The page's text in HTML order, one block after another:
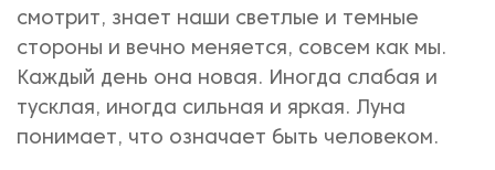
смотрит, знает наши светлые и темные
стороны и вечно меняется, совсем как мы.
Каждый день она новая. Иногда слабая и
тусклая, иногда сильная и яркая. Луна
понимает, что означает быть человеком.